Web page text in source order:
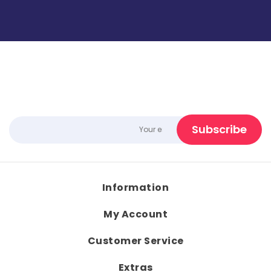
Information
My Account
Customer Service
Extras